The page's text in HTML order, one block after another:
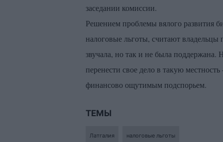
заседании комиссии.
Решением проблемы вялого развития
налоговые льготы, считают владельцы
звучала, но так и не была
перенести свое дело в такую
финансово ощутимым подспорьем.
ТЕМЫ
Латгалия налоговые льготы